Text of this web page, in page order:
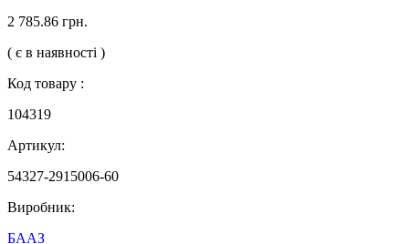
2 785.86 грн.
( є в наявності )
Код товару :
104319
Артикул:
54327-2915006-60
Виробник:
БААЗ